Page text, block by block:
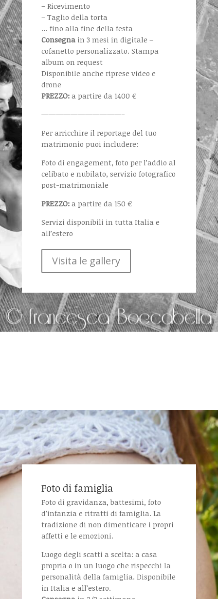
– Ricevimento
– Taglio della torta
… fino alla fine della festa
Consegnain 3 mesi in digitale –
cofanetto personalizzato. Stampa
album on request
Disponibile anche riprese video e
drone
PREZZO:a partire da 1400 €
———————————-
Per arricchire il reportage del tuo
matrimonio puoi includere:
Foto di engagement, foto per l’addio al
celibato e nubilato, servizio fotografico
post-matrimoniale
PREZZO:a partire da 150 €
Servizi disponibili in tutta Italia e
all’estero
Visita le gallery
Foto di famiglia
Foto di gravidanza, battesimi, foto
d’infanzia e ritratti di famiglia. La
tradizione di non dimenticare i propri
affetti e le emozioni.
Luogo degli scatti a scelta: a casa
propria o in un luogo che rispecchi la
personalità della famiglia. Disponibile
in Italia e all’estero.